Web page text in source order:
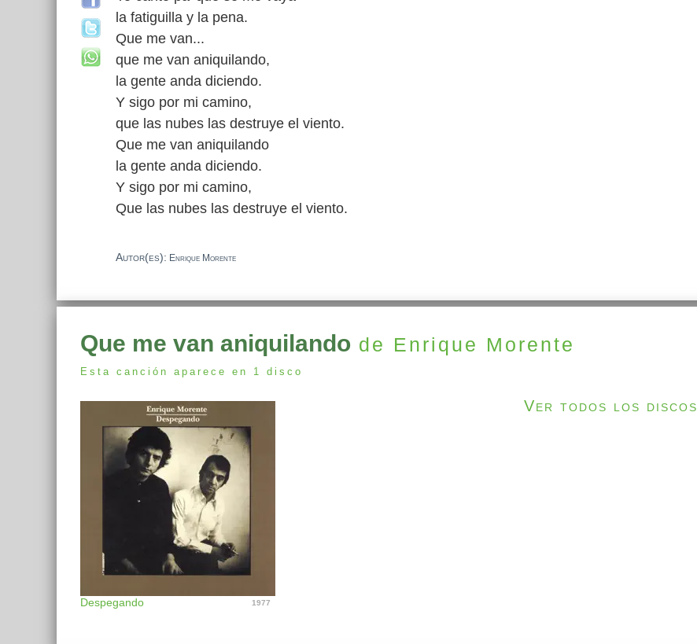
la fatiguilla y la pena.
Que me van...
que me van aniquilando,
la gente anda diciendo.
Y sigo por mi camino,
que las nubes las destruye el viento.
Que me van aniquilando
la gente anda diciendo.
Y sigo por mi camino,
Que las nubes las destruye el viento.
Autor(es): Enrique Morente
Que me van aniquilando de Enrique Morente
Esta canción aparece en 1 disco
Despegando 1977
Ver todos los discos